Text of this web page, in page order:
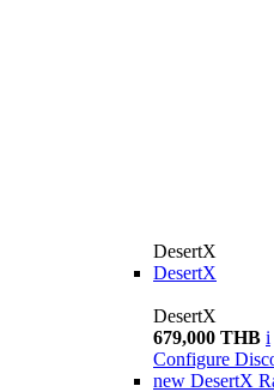
DesertX
DesertX
DesertX
679,000 THB i
Configure
new DesertX